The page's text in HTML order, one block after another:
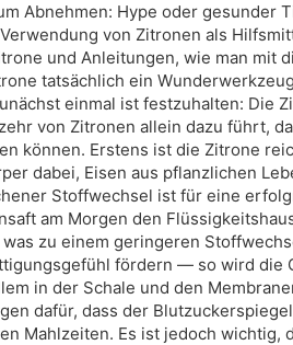
Abnehmen: Hype oder gesunder
von Zitronen als
und Anleitungen, wie man
tatsächlich ein
einmal ist festzuhalten:
von Zitronen allein dazu führt,
können. Erstens ist die Zitrone
dabei, Eisen aus pflanzlichen
Stoffwechsel ist für eine
am Morgen den
zu einem geringeren
fördern — so wird die
in der Schale und den
dafür, dass der
Mahlzeiten. Es ist jedoch